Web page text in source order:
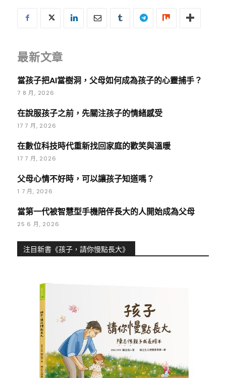
最新文章
當孩子把AI當樹洞，父母如何成為孩子的心靈捕手？
7 8 月, 2026
在說服孩子之前，先關注孩子的情緒感受
17 7 月, 2026
在數位科技時代重新找回家庭的歡笑與溫暖
17 7 月, 2026
父母心情不好時，可以讓孩子知道嗎？
1 7 月, 2026
當第一代被智慧型手機陪伴長大的人開始成為父母
25 6 月, 2026
注目新書《孩子，請你慢點長大》